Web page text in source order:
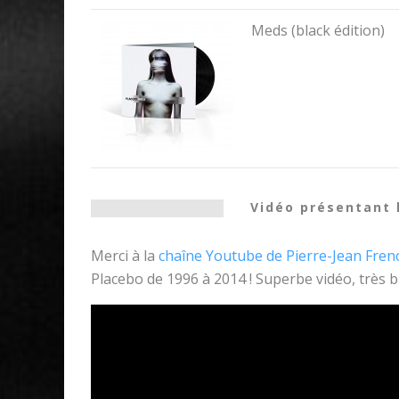
Meds (black édition)
Vidéo présentant
Merci à la chaîne Youtube de Pierre-Jean
Placebo de 1996 à 2014 ! Superbe vidéo, très